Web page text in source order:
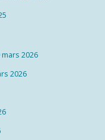
2026
2026